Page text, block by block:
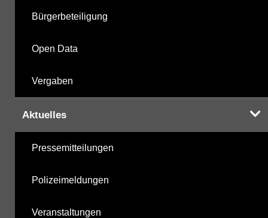
Bürgerbeteiligung
Open Data
Vergaben
Aktuelles
Pressemitteilungen
Polizeimeldungen
Veranstaltungen